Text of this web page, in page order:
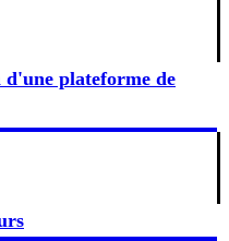
plateforme de